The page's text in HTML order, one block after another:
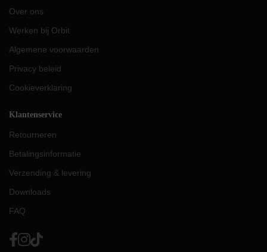
Over ons
Werken bij Orbit
Algemene voorwaarden
Privacy beleid
Cookieverklaring
Klantenservice
Retourneren
Betalingsinformatie
Verzending & levering
Downloads
FAQ